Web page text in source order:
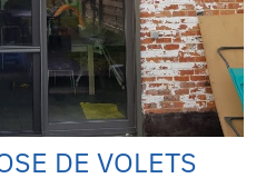
DE VOLETS